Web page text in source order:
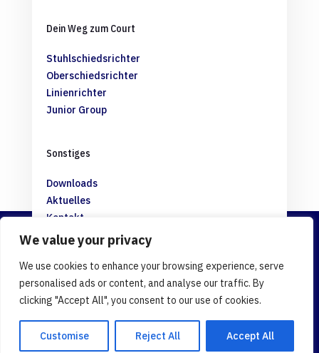
We value your privacy
We use cookies to enhance your browsing experience, serve
personalised ads or content, and analyse our traffic. By
clicking "Accept All", you consent to our use of cookies.
Customise Reject All Accept All
Dein Weg zum Court
Stuhlschiedsrichter
Oberschiedsrichter
Linienrichter
Junior Group
Sonstiges
Downloads
Aktuelles
Kontakt
Rechtliches
Impressum
Datenschutz